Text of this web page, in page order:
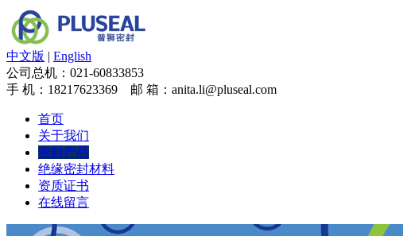
中文版 | English
公司总机： 021-60833853
手 机： 18217623369 邮 箱：anita.li@pluseal.com
首页
关于我们
密封产品
绝缘密封材料
资质证书
在线留言